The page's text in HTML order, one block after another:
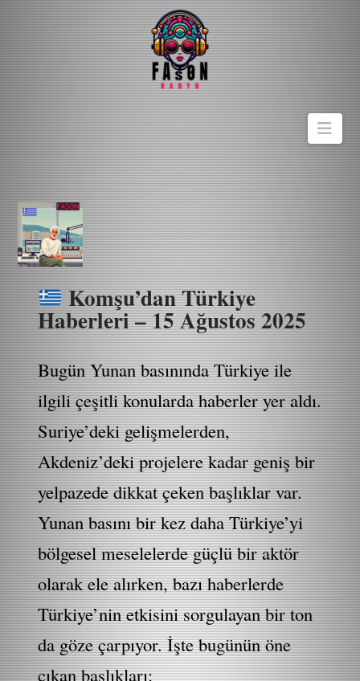
Komşu’dan Türkiye
Haberleri – 15 Ağustos 2025
Bugün Yunan basınında Türkiye ile
ilgili çeşitli konularda haberler yer aldı.
Suriye’deki gelişmelerden,
Akdeniz’deki projelere kadar geniş bir
yelpazede dikkat çeken başlıklar var.
Yunan basını bir kez daha Türkiye’yi
bölgesel meselelerde güçlü bir aktör
olarak ele alırken, bazı haberlerde
Türkiye’nin etkisini sorgulayan bir ton
da göze çarpıyor. İşte bugünün öne
çıkan başlıkları: